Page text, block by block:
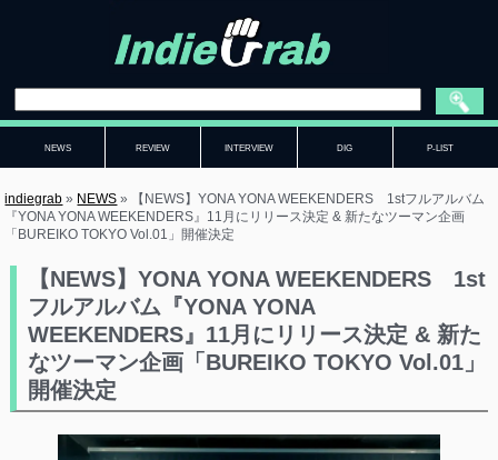
NEWS REVIEW INTERVIEW DIG P-LIST
indiegrab » NEWS »
【NEWS】YONA YONA WEEKENDERS 1stフルアルバム
『YONA YONA WEEKENDERS』11月にリリース決定 & 新たなツーマン企画
「BUREIKO TOKYO Vol.01」開催決定
【NEWS】YONA YONA WEEKENDERS 1st
フルアルバム『YONA YONA
WEEKENDERS』11月にリリース決定 & 新た
なツーマン企画「BUREIKO TOKYO Vol.01」
開催決定